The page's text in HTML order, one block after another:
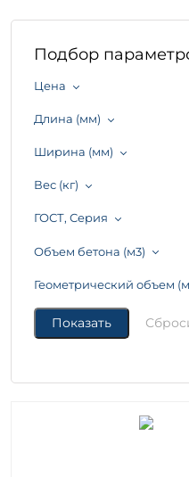
Подбор
Цена
Длина (мм)
Ширина (мм)
Вес (кг)
ГОСТ, Серия
Объем бетона (м3)
Геометрический объем